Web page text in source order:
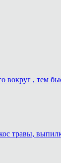
вокруг , тем
травы,